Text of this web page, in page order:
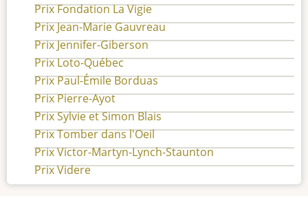
Prix Fondation La Vigie
Prix Jean-Marie Gauvreau
Prix Jennifer-Giberson
Prix Loto-Québec
Prix Paul-Émile Borduas
Prix Pierre-Ayot
Prix Sylvie et Simon Blais
Prix Tomber dans l'Oeil
Prix Victor-Martyn-Lynch-Staunton
Prix Videre